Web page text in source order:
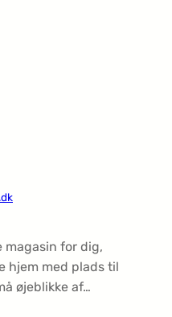
magasin for dig,
hjem med plads til
øjeblikke af…